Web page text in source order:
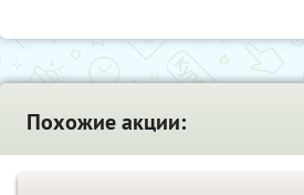
Похожие акции: